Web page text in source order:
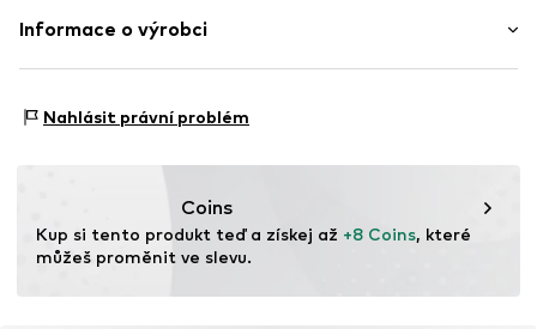
Materiál: 100% Bavlna
Informace o výrobci
3542AD Utecht
Nahlásit právní problém
Coins
Kup si tento produkt teď a získej až +8 Coins, které
můžeš proměnit ve slevu.